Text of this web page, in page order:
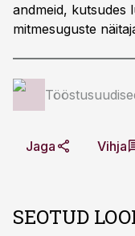
andmeid, kutsudes
mitmesuguste
Jaga Vihja
SEOTUD